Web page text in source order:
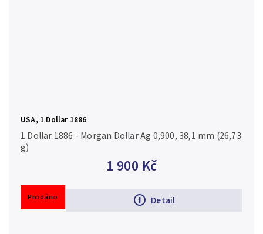
USA, 1 Dollar 1886
1 900 Kč
Detail
1 Dollar 1886 - Morgan Dollar Ag 0,900, 38,1 mm (26,73
g)
Prodáno